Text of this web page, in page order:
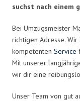
suchst nach einem
Bei Umzugsmeister
richtigen Adresse.
kompetenten Service
Mit unserer
wir dir eine
Unser Team von gut